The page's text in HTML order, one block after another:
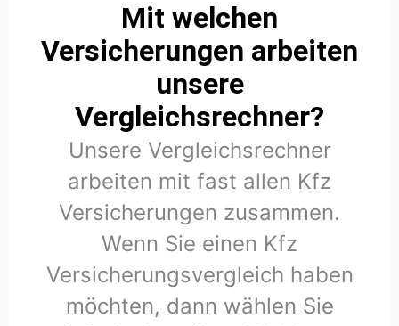
Mit welchen
Versicherungen arbeiten
unsere
Vergleichsrechner?
Unsere Vergleichsrechner
arbeiten mit fast allen Kfz
Versicherungen zusammen.
Wenn Sie einen Kfz
Versicherungsvergleich haben
möchten, dann wählen Sie